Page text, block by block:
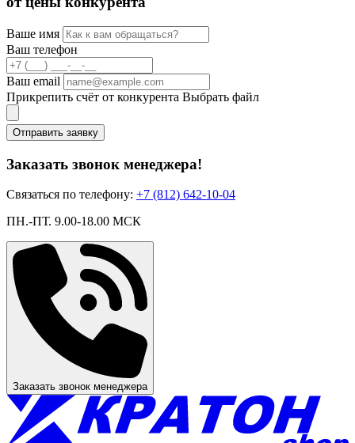
Ваше имя
Ваш телефон
Ваш email
Прикрепить счёт от конкурента Выбрать файл
Отправить заявку
Заказать звонок менеджера!
Связаться по телефону: +7 (812) 642-10-04
ПН.-ПТ. 9.00-18.00 МСК
Заказать звонок менеджера